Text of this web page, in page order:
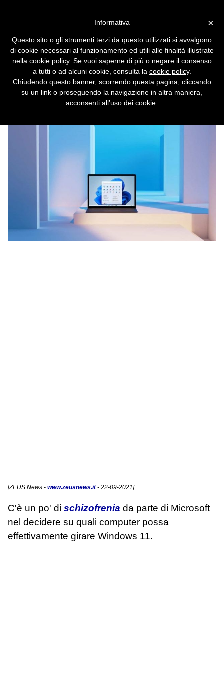
si installa anche su hardware
incompatibile
Se il PC non raggiunge i requisiti minimi
l'installazione non si blocca, ma l'utente
sappia che procede a proprio rischio e
[ZEUS News - www.zeusnews.it- 22-09-2021]
C'è un po' di schizofrenia da parte di Microsoft
nel decidere su quali computer possa
effettivamente girare Windows 11.
×
Informativa
Questo sito o gli strumenti terzi da questo utilizzati si avvalgono
di cookie necessari al funzionamento ed utili alle finalità illustrate
nella cookie policy. Se vuoi saperne di più o negare il consenso
a tutti o ad alcuni cookie, consulta la cookie policy.
Chiudendo questo banner, scorrendo questa pagina, cliccando
su un link o proseguendo la navigazione in altra maniera,
acconsenti all’uso dei cookie.